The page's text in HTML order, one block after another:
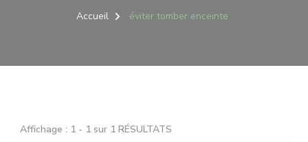
Accueil éviter tomber enceinte
Affichage : 1 - 1 sur 1 RÉSULTATS